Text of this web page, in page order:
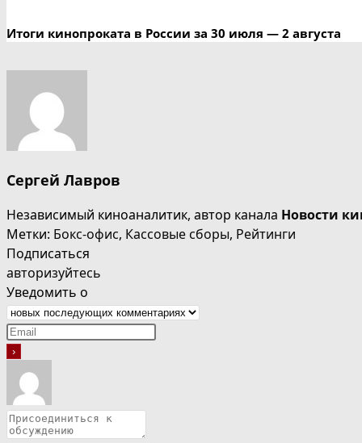
Итоги кинопроката в России за 30 июля — 2 августа
Сергей Лавров
Независимый киноаналитик, автор канала Новости
Метки: Бокс-офис, Кассовые сборы, Рейтинги
Подписаться
авторизуйтесь
Уведомить о